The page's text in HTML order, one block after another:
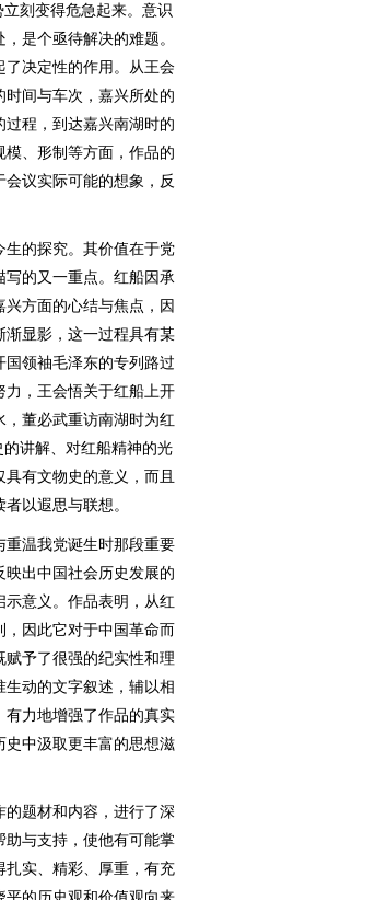
刻变得危急起来。意识
是个亟待解决的难题。
了决定性的作用。从王会
间与车次，嘉兴所处的
程，到达嘉兴南湖时的
、形制等方面，作品的
议实际可能的想象，反
的探究。其价值在于党
的又一重点。红船因承
方面的心结与焦点，因
渐显影，这一过程具有某
领袖毛泽东的专列路过
，王会悟关于红船上开
董必武重访南湖时为红
讲解、对红船精神的光
有文物史的意义，而且
以遐思与联想。
温我党诞生时那段重要
出中国社会历史发展的
意义。作品表明，从红
因此它对于中国革命而
予了很强的纪实性和理
动的文字叙述，辅以相
有力地增强了作品的真实
中汲取更丰富的思想滋
题材和内容，进行了深
助与支持，使他有可能掌
实、精彩、厚重，有充